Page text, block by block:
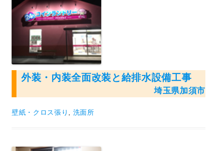
外装・内装全面改装と給排水設備工事
埼玉県加須市
壁紙・クロス張り 洗面所